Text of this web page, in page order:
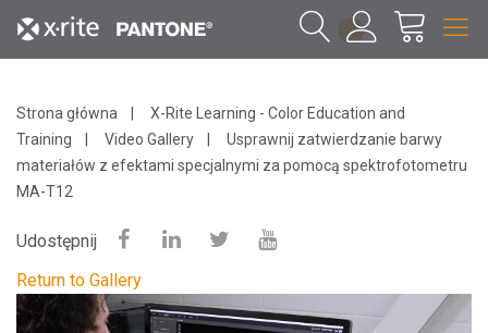
1
Strona główna
X-Rite Learning - Color Education and
Training
Video Gallery
Usprawnij zatwierdzanie barwy
materiałów z efektami specjalnymi za pomocą spektrofotometru
MA-T12
Udostępnij
Return to Gallery